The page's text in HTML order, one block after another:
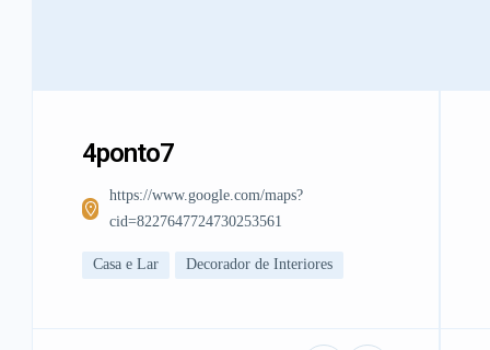
4ponto7
https://www.google.com/maps?
cid=8227647724730253561
Casa e Lar Decorador de Interiores